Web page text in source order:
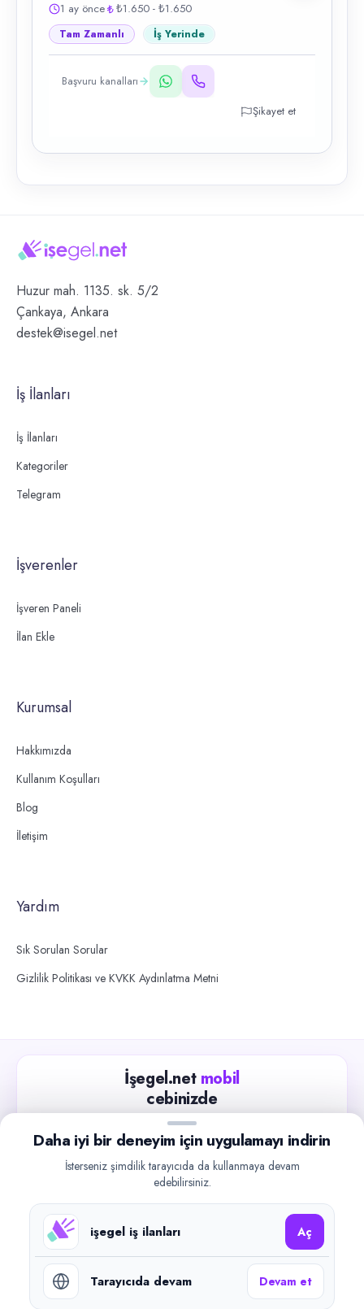
1 ay önce
₺1.650 - ₺1.650
Tam Zamanlı İş Yerinde
Başvuru kanalları
Şikayet et
Huzur mah. 1135. sk. 5/2
Çankaya, Ankara
destek@isegel.net
İş İlanları
İş İlanları
Kategoriler
Telegram
İşverenler
İşveren Paneli
İlan Ekle
Kurumsal
Hakkımızda
Kullanım Koşulları
Blog
İletişim
Yardım
Sık Sorulan Sorular
Gizlilik Politikası ve KVKK Aydınlatma Metni
İşegel.net mobil
cebinizde
Güncel iş ilanlarını takip edin, işverenlerle hızlıca
iletişime geçin.
Google Play
©2026işegel.net. Tüm hakları saklıdır.
Daha iyi bir deneyim için uygulamayı indirin
İsterseniz şimdilik tarayıcıda da kullanmaya devam
edebilirsiniz.
işegel iş ilanları Aç
Tarayıcıda devam Devam et